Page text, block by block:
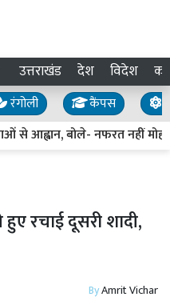
उत्तराखंड देश विदेश
रंगोली कैंपस
से आह्वान, बोले- नफरत नहीं
रचाई दूसरी शादी,
ByAmrit Vichar